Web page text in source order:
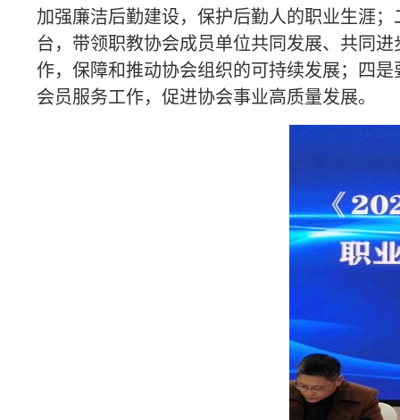
加强廉洁后勤建设，保护后勤人的职业生涯
台，带领职教协会成员单位共同发展、共同
作，保障和推动协会组织的可持续发展；四
会员服务工作，促进协会事业高质量发展。